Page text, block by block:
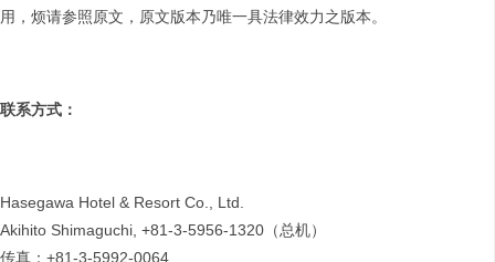
用，烦请参照原文，原文版本乃唯一具法律效力之版本。
联系方式：
Hasegawa Hotel & Resort Co., Ltd.
Akihito Shimaguchi, +81-3-5956-1320（总机）
传真：+81-3-5992-0064